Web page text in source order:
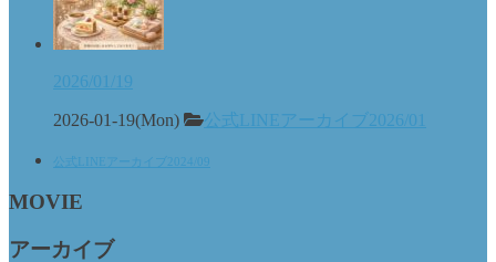
2026/01/19
2026-01-19(Mon) 公式LINEアーカイブ2026/01
公式LINEアーカイブ2024/09
MOVIE
アーカイブ